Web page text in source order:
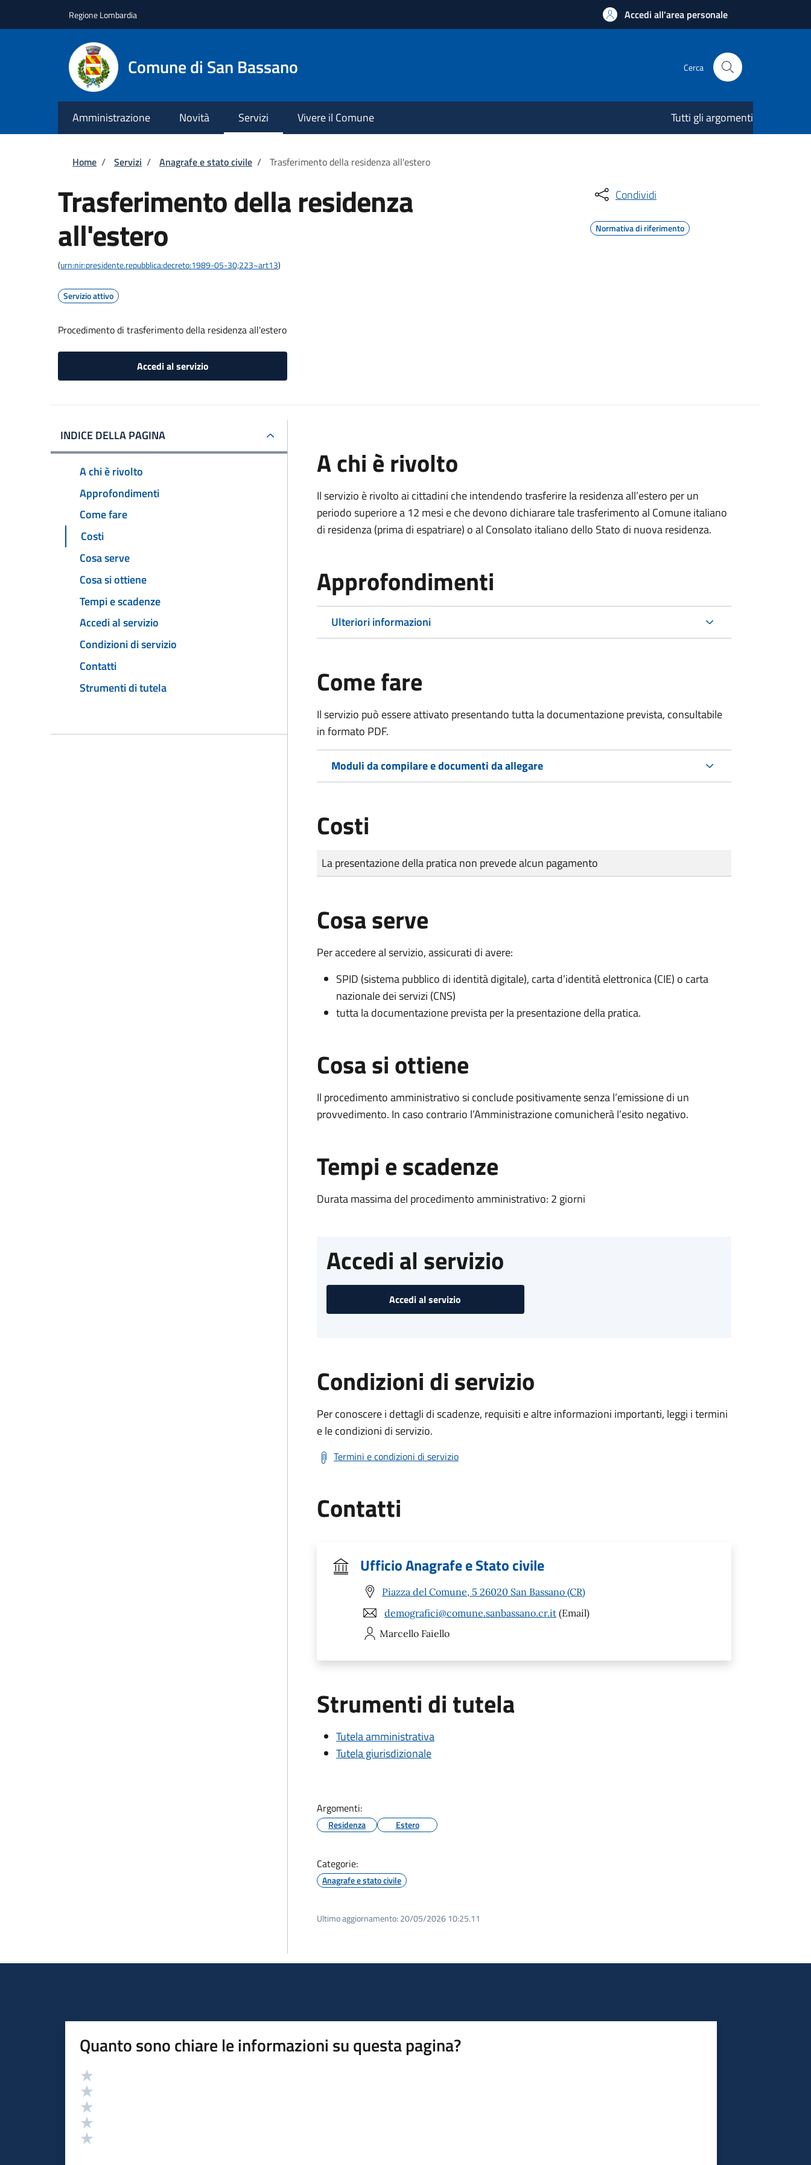
Regione Lombardia Accedi all'area personale
Comune di San Bassano Cerca
Amministrazione Novità Servizi Vivere il Comune Tutti gli argomenti
Briciole di pane
Home / Servizi / Anagrafe e stato civile / Trasferimento della residenza all'estero
Trasferimento della residenza
all'estero
(urn:nir:presidente.repubblica:decreto:1989-05-30;223~art13)
Servizio attivo
Procedimento di trasferimento della residenza all'estero
Accedi al servizio
Condividi
Normativa di riferimento
INDICE DELLA PAGINA
A chi è rivolto
Approfondimenti
Come fare
Costi
Cosa serve
Cosa si ottiene
Tempi e scadenze
Accedi al servizio
Condizioni di servizio
Contatti
Strumenti di tutela
A chi è rivolto
Il servizio è rivolto ai cittadini che intendendo trasferire la residenza all’estero per un
periodo superiore a 12 mesi e che devono dichiarare tale trasferimento al Comune italiano
di residenza (prima di espatriare) o al Consolato italiano dello Stato di nuova residenza.
Approfondimenti
Ulteriori informazioni
Come fare
Il servizio può essere attivato presentando tutta la documentazione prevista, consultabile
in formato PDF.
Moduli da compilare e documenti da allegare
Costi
Tipo di pagamento
Importo
La presentazione della pratica non prevede alcun pagamento
Cosa serve
Per accedere al servizio, assicurati di avere:
SPID (sistema pubblico di identità digitale), carta d’identità elettronica (CIE) o carta
nazionale dei servizi (CNS)
tutta la documentazione prevista per la presentazione della pratica.
Cosa si ottiene
Il procedimento amministrativo si conclude positivamente senza l’emissione di un
provvedimento. In caso contrario l’Amministrazione comunicherà l’esito negativo.
Tempi e scadenze
Durata massima del procedimento amministrativo: 2 giorni
Accedi al servizio
Accedi al servizio
Condizioni di servizio
Per conoscere i dettagli di scadenze, requisiti e altre informazioni importanti, leggi i termini
e le condizioni di servizio.
Termini e condizioni di servizio
Contatti
Ufficio Anagrafe e Stato civile
Piazza del Comune, 5 26020 San Bassano (CR)
demografici@comune.sanbassano.cr.it (Email)
Marcello Faiello
Strumenti di tutela
Tutela amministrativa
Tutela giurisdizionale
Argomenti:
Residenza Estero
Categorie:
Anagrafe e stato civile
Ultimo aggiornamento: 20/05/2026 10:25.11
Quanto sono chiare le informazioni su questa pagina?
Valutazione